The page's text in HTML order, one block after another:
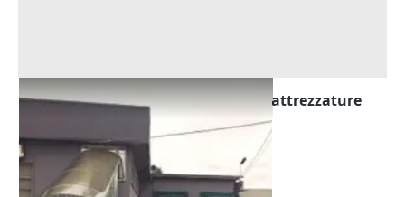
Asta Edificio produttivo con celle e attrezzature
Alta Val Tidone (Piacenza)
816.663 €
09/09/2026